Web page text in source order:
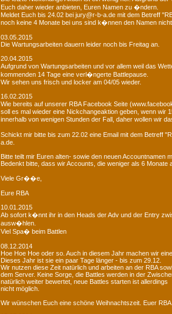
Euch daher wieder anbieten, Euren Namen zu �ndern.
Meldet Euch bis 24.02 bei jury@r-b-a.de mit dem Betreff
noch keine 4 Monate bei uns sind k�nnen den Namen
03.05.2015
Die Wartungsarbeiten dauern leider noch bis Freitag an.
20.04.2015
Aufgrund von Wartungsarbeiten und vor allem weil das
kommenden 14 Tage eine verl�ngerte Battlepause.
Wir sehen uns frisch und locker am 04/05 wieder.
16.02.2015
Wie bereits auf unserer RBA Facebook Seite
soll es mal wieder eine Nickchangeaktion geben, wenn wir
innerhalb von wenigen Stunden der Fall, daher wollen wir
Schickt mir bitte bis zum 22.02 eine Email mit dem Betreff
a.de.
Bitte teilt mir Euren alten- sowie den neuen Accountnamen
Bedenkt bitte, dass wir Accounts, die weniger als 6 Monate
Viele Gr��e,
Eure RBA
10.01.2015
Ab sofort k�nnt ihr in den Heads der Adv und der Entry
ausw�hlen.
Viel Spa� beim Battlen
08.12.2014
Hoe Hoe Hoe oder so. Auch in diesem Jahr machen wir
Dieses Jahr ist sie ein paar Tage länger - bis zum 29.12.
Wir nutzen diese Zeit natürlich und arbeiten an der RBA
dem Server. Keine Sorge, die Battles werden in der
natürlich weiter bewertet, neue Battles starten ist allerdings
nicht möglich.
Wir wünschen Euch eine schöne Weihnachtszeit. Euer RBA